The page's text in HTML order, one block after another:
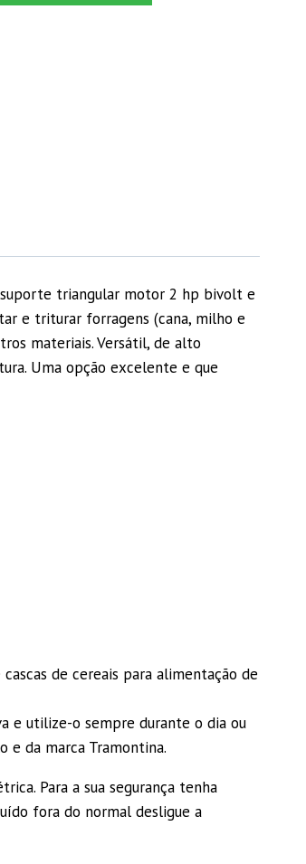
suporte triangular motor 2 hp bivolt e
e triturar forragens (cana, milho e
materiais. Versátil, de alto
Uma opção excelente e que
de cereais para alimentação de
e utilize-o sempre durante o dia ou
e da marca Tramontina.
Para a sua segurança tenha
fora do normal desligue a